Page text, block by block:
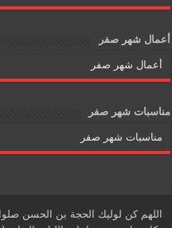
أعمال شهر صفر
أعمال شهر صفر
مناسبات شهر صفر
مناسبات شهر صفر
اللهم كن لوليك الحجة بن الحسن